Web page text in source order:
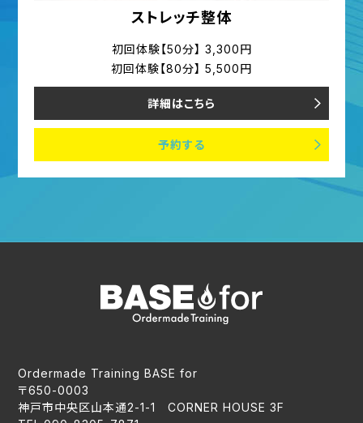
ストレッチ整体
初回体験【50分】 3,300円
初回体験【80分】 5,500円
詳細はこちら
予約する
Ordermade Training BASE for
〒650-0003
神戸市中央区山本通2-1-1 CORNER HOUSE 3F